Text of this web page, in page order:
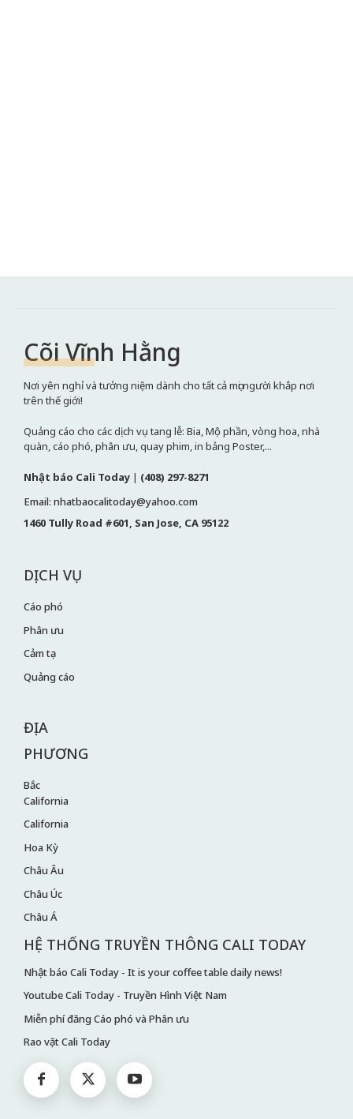
Cõi Vĩnh Hằng
Nơi yên nghỉ và tưởng niệm dành cho tất cả mọi người khắp nơi
trên thế giới!
Quảng cáo cho các dịch vụ tang lễ: Bia, Mộ phần, vòng hoa, nhà
quàn, cáo phó, phân ưu, quay phim, in bảng Poster,...
Nhật báo Cali Today | (408) 297-8271
Email: nhatbaocalitoday@yahoo.com
1460 Tully Road #601, San Jose, CA 95122
DỊCH VỤ
Cáo phó
Phân ưu
Cảm tạ
Quảng cáo
ĐỊA
PHƯƠNG
Bắc
California
California
Hoa Kỳ
Châu Âu
Châu Úc
Châu Á
HỆ THỐNG TRUYỀN THÔNG CALI TODAY
Nhật báo Cali Today - It is your coffee table daily news!
Youtube Cali Today - Truyền Hình Việt Nam
Miễn phí đăng Cáo phó và Phân ưu
Rao vặt Cali Today